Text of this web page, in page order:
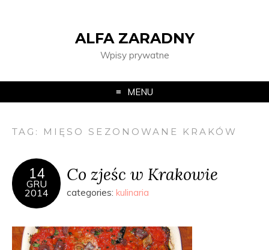
ALFA ZARADNY
Wpisy prywatne
MENU
TAG: MIĘSO SEZONOWANE KRAKÓW
14
GRU
2014
Co zjeśc w Krakowie
categories: kulinaria